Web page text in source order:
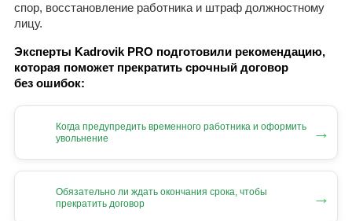
спор, восстановление работника и штраф должностному
лицу.
Эксперты Kadrovik PRO подготовили рекомендацию,
которая поможет прекратить срочный договор
без ошибок:
Когда предупредить временного работника и оформить
увольнение
→
Обязательно ли ждать окончания срока, чтобы
прекратить договор
→